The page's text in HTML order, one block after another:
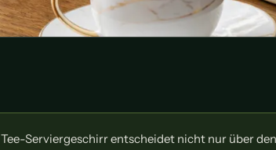
Tee-Serviergeschirr entscheidet nicht nur über